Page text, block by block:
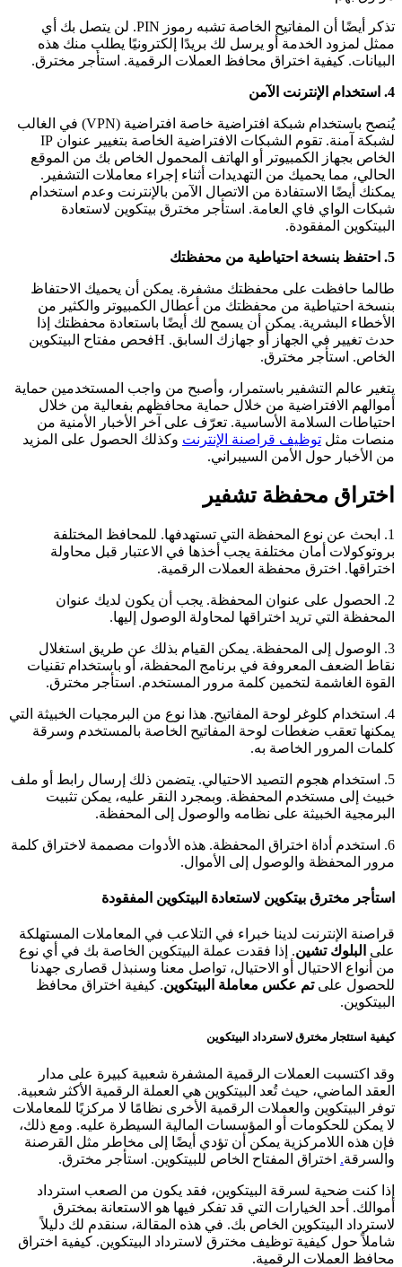
تذكر أيضًا أن المفاتيح الخاصة تشبه رموز PIN. لن يتصل بك أي
ممثل لمزود الخدمة أو يرسل لك بريدًا إلكترونيًا يطلب منك هذه
البيانات. كيفية اختراق محافظ العملات الرقمية. استأجر مخترق.
4. استخدام الإنترنت الآمن
يُنصح باستخدام شبكة افتراضية خاصة افتراضية (VPN) في الغالب
لشبكة آمنة. تقوم الشبكات الافتراضية الخاصة بتغيير عنوان IP
الخاص بجهاز الكمبيوتر أو الهاتف المحمول الخاص بك من الموقع
الحالي، مما يحميك من التهديدات أثناء إجراء معاملات التشفير.
يمكنك أيضًا الاستفادة من الاتصال الآمن بالإنترنت وعدم استخدام
شبكات الواي فاي العامة. استأجر مخترق بيتكوين لاستعادة
البيتكوين المفقودة.
5. احتفظ بنسخة احتياطية من محفظتك
طالما حافظت على محفظتك مشفرة. يمكن أن يحميك الاحتفاظ
بنسخة احتياطية من محفظتك من أعطال الكمبيوتر والكثير من
الأخطاء البشرية. يمكن أن يسمح لك أيضًا باستعادة محفظتك إذا
حدث تغيير في الجهاز أو جهازك السابق. H
الخاص. استأجر مخترق.
يتغير عالم التشفير باستمرار، وأصبح من واجب المستخدمين حماية
أموالهم الافتراضية من خلال حماية محافظهم بفعالية من خلال
احتياطات السلامة الأساسية. تعرّف على آخر الأخبار الأمنية من
منصات مثل توظيف قراصنة الإنترنت وكذلك الحصول على المزيد
من الأخبار حول الأمن السيبراني.
اختراق محفظة تشفير
1. ابحث عن نوع المحفظة التي تستهدفها. للمحافظ المختلفة
بروتوكولات أمان مختلفة يجب أخذها في الاعتبار قبل محاولة
اختراقها. اخترق محفظة العملات الرقمية.
2. الحصول على عنوان المحفظة. يجب أن يكون لديك عنوان
المحفظة التي تريد اختراقها لمحاولة الوصول إليها.
3. الوصول إلى المحفظة. يمكن القيام بذلك عن طريق استغلال
نقاط الضعف المعروفة في برنامج المحفظة، أو باستخدام تقنيات
القوة الغاشمة لتخمين كلمة مرور المستخدم. استأجر مخترق.
4. استخدام كلوغر لوحة المفاتيح. هذا نوع من البرمجيات الخبيثة التي
يمكنها تعقب ضغطات لوحة المفاتيح الخاصة بالمستخدم وسرقة
كلمات المرور الخاصة به.
5. استخدام هجوم التصيد الاحتيالي. يتضمن ذلك إرسال رابط أو ملف
خبيث إلى مستخدم المحفظة. وبمجرد النقر عليه، يمكن تثبيت
البرمجية الخبيثة على نظامه والوصول إلى المحفظة.
6. استخدم أداة اختراق المحفظة. هذه الأدوات مصممة لاختراق كلمة
مرور المحفظة والوصول إلى الأموال.
استأجر مخترق بيتكوين لاستعادة البيتكوين المفقودة
قراصنة الإنترنت لدينا خبراء في التلاعب في المعاملات المستهلكة
على البلوك تشين. إذا فقدت عملة البيتكوين الخاصة بك في أي نوع
من أنواع الاحتيال أو الاحتيال، تواصل معنا وسنبذل قصارى جهدنا
للحصول علىتم عكس معاملة البيتكوين. كيفية اختراق محافظ
البيتكوين.
كيفية استئجار مخترق لاسترداد البيتكوين
وقد اكتسبت العملات الرقمية المشفرة شعبية كبيرة على مدار
العقد الماضي، حيث تُعد البيتكوين هي العملة الرقمية الأكثر شعبية.
توفر البيتكوين والعملات الرقمية الأخرى نظامًا لا مركزيًا للمعاملات
لا يمكن للحكومات أو المؤسسات المالية السيطرة عليه. ومع ذلك،
فإن هذه اللامركزية يمكن أن تؤدي أيضًا إلى مخاطر مثل القرصنة
والسرقة. اختراق المفتاح الخاص للبيتكوين. استأجر مخترق.
إذا كنت ضحية لسرقة البيتكوين، فقد يكون من الصعب استرداد
أموالك. أحد الخيارات التي قد تفكر فيها هو الاستعانة بمخترق
لاسترداد البيتكوين الخاص بك. في هذه المقالة، سنقدم لك دليلاً
شاملاً حول كيفية توظيف مخترق لاسترداد البيتكوين.
محافظ العملات الرقمية.